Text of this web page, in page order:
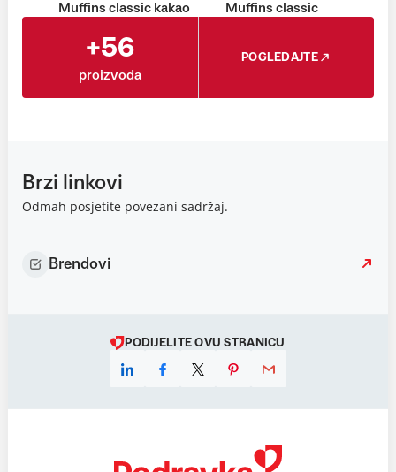
Muffins classic kakao Muffins classic
+56
proizvoda
POGLEDAJTE
Brzi linkovi
Odmah posjetite povezani sadržaj.
Brendovi
PODIJELITE OVU STRANICU